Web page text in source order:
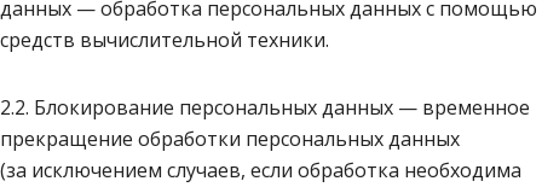
данных — обработка персональных данных с помощью
средств вычислительной техники.
2.2. Блокирование персональных данных — временное
прекращение обработки персональных данных
(за исключением случаев, если обработка необходима